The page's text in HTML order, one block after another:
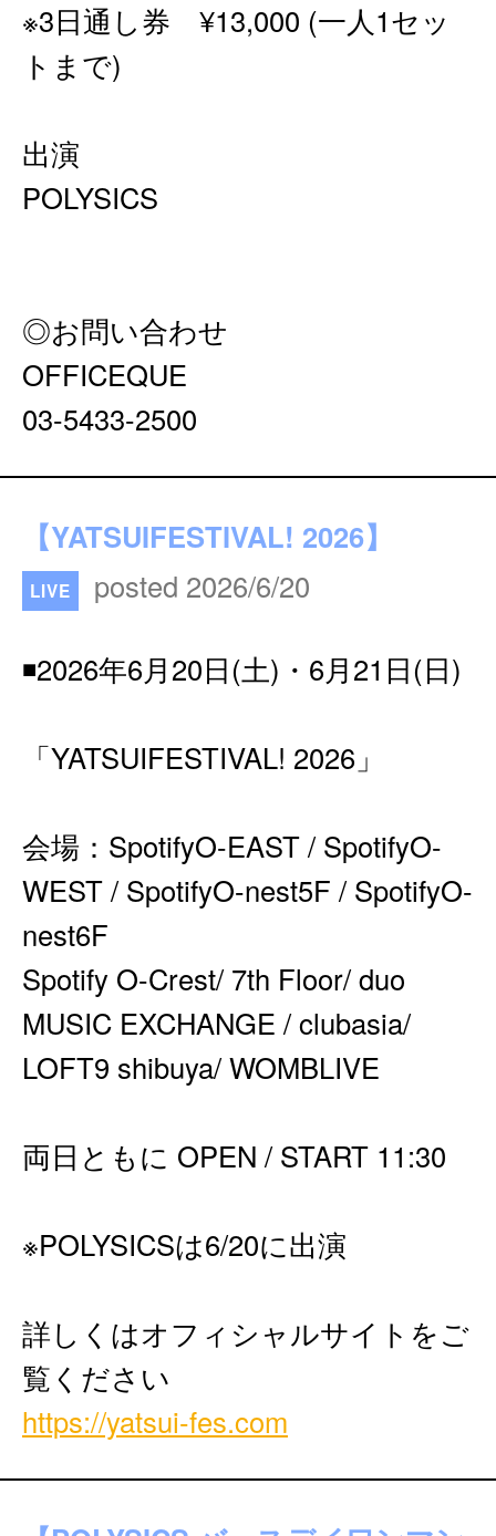
※3日通し券 ¥13,000 (一人1セッ
トまで)
出演
POLYSICS
◎お問い合わせ
OFFICEQUE
03-5433-2500
【YATSUIFESTIVAL! 2026】
LIVE posted 2026/6/20
◾️2026年6月20日(土)・6月21日(日)
「YATSUIFESTIVAL! 2026」
会場：SpotifyO-EAST / SpotifyO-
WEST / SpotifyO-nest5F / SpotifyO-
nest6F
Spotify O-Crest/ 7th Floor/ duo
MUSIC EXCHANGE / clubasia/
LOFT9 shibuya/ WOMBLIVE
両日ともに OPEN / START 11:30
※POLYSICSは6/20に出演
詳しくはオフィシャルサイトをご
覧ください
https://yatsui-fes.com